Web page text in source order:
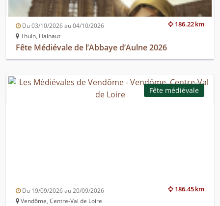
186.22 km
Du 03/10/2026 au 04/10/2026
Thuin, Hainaut
Fête Médiévale de l’Abbaye d’Aulne 2026
Fête médiévale
186.45 km
Du 19/09/2026 au 20/09/2026
Vendôme, Centre-Val de Loire